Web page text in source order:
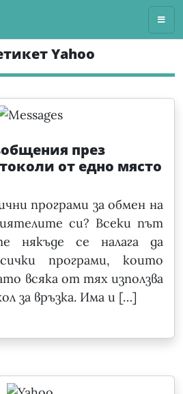
Yahoo
през
от едно място
програми за обмен на
си? Всеки път
някъде се налага да
програми, които
всяка от тях използва
за връзка. Има и […]